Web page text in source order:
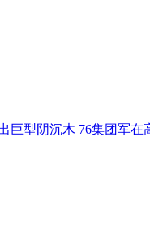
巨型阴沉木 76集团军在